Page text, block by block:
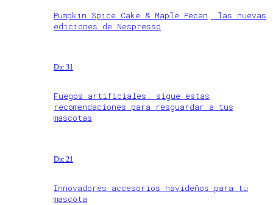
Pumpkin Spice Cake & Maple Pecan, las nuevas
ediciones de Nespresso
Dic 31
Fuegos artificiales: sigue estas
recomendaciones para resguardar a tus
mascotas
Dic 21
Innovadores accesorios navideños para tu
mascota